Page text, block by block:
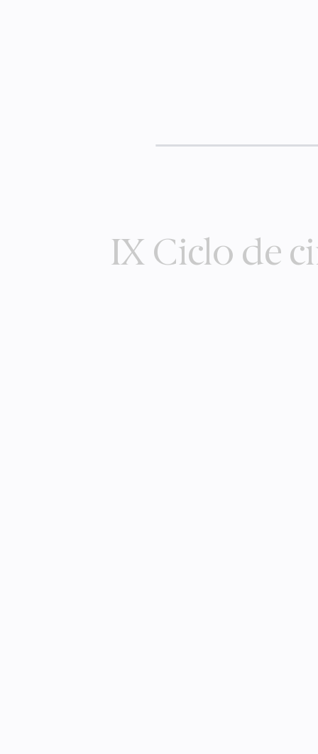
IX Ciclo de